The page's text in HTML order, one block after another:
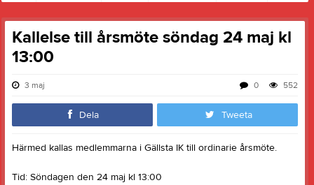
Kallelse till årsmöte söndag 24 maj kl
13:00
3 maj 552
0
Dela Tweeta
Härmed kallas medlemmarna i Gällsta IK till ordinarie årsmöte.
Tid: Söndagen den 24 maj kl 13:00